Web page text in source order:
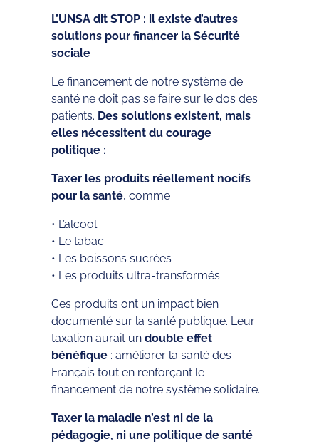
L’UNSA dit STOP : il existe d’autres
solutions pour financer la Sécurité
sociale
Le financement de notre système de
santé ne doit pas se faire sur le dos des
patients. Des solutions existent, mais
elles nécessitent du courage
politique :
Taxer les produits réellement nocifs
pour la santé, comme :
• L’alcool
• Le tabac
• Les boissons sucrées
• Les produits ultra-transformés
Ces produits ont un impact bien
documenté sur la santé publique. Leur
taxation aurait un double effet
bénéfique : améliorer la santé des
Français tout en renforçant le
financement de notre système solidaire.
Taxer la maladie n’est ni de la
pédagogie, ni une politique de santé